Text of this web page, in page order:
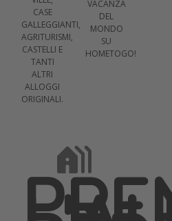
CASE
GALLEGGIANTI,
AGRITURISMI,
CASTELLI E
TANTI
ALTRI
ALLOGGI
ORIGINALI.
VACANZA
DEL
MONDO
SU
HOMETOGO!